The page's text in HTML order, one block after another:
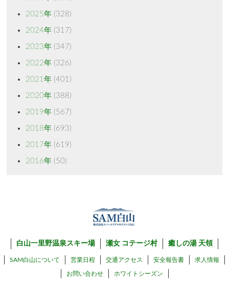
2025年(328)
2024年(317)
2023年(347)
2022年(326)
2021年(401)
2020年(388)
2019年(567)
2018年(693)
2017年(619)
2016年(50)
白山一里野温泉スキー場 瀬女 コテージ村 癒しの湯 天領
SAM白山について 営業日程 交通アクセス 安全報告書 求人情報
お問い合わせ ホワイトシーズン